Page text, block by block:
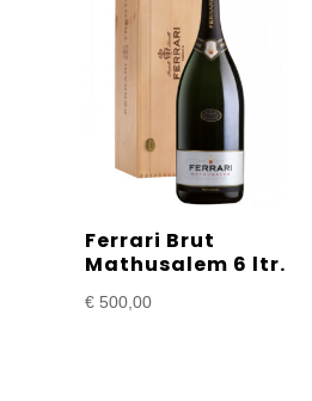
Ferrari Brut
Mathusalem 6 ltr.
€ 500,00